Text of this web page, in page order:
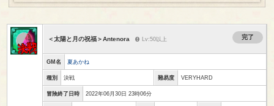
＜太陽と月の祝福＞Antenora Lv:50以上 完了
GM名 夏あかね
種別 決戦 難易度 VERYHARD
冒険終了日時 2022年06月30日 23時06分